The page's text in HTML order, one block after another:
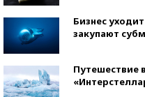
Бизнес
закупают
Путешествие